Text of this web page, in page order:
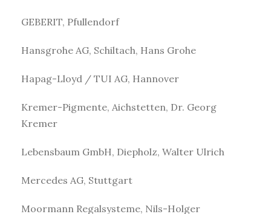
GEBERIT, Pfullendorf
Hansgrohe AG, Schiltach, Hans Grohe
Hapag-Lloyd / TUI AG, Hannover
Kremer-Pigmente, Aichstetten, Dr. Georg
Kremer
Lebensbaum GmbH, Diepholz, Walter Ulrich
Mercedes AG, Stuttgart
Moormann Regalsysteme, Nils-Holger